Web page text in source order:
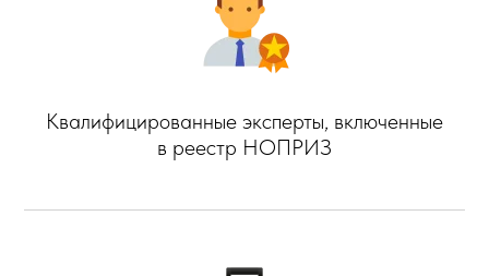
Квалифицированные эксперты, включенные
в реестр НОПРИЗ